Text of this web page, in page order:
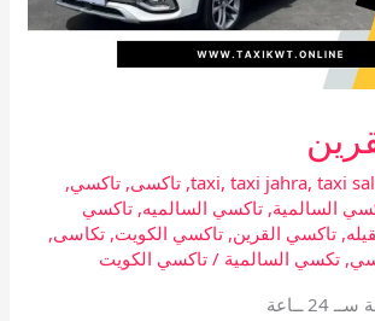
taxi, taxi jahra, taxi
,تاكسى,تاكسي,
السالمية,تاكسي السالميه,تاكسي
,تاكسي القرين,تاكسي الكويت,تكاسى,
,تكسي السالمية /تاكسي الكويت
ــاعة